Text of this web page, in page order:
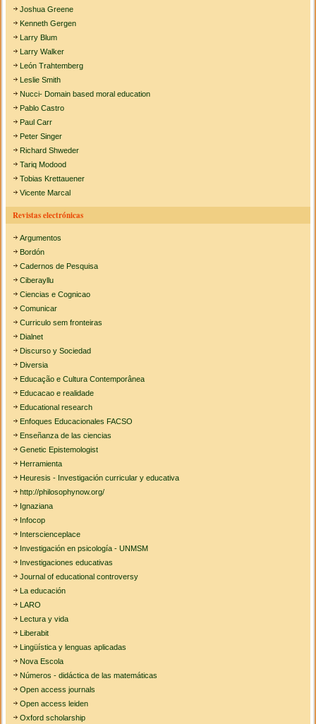
Joshua Greene
Kenneth Gergen
Larry Blum
Larry Walker
León Trahtemberg
Leslie Smith
Nucci- Domain based moral education
Pablo Castro
Paul Carr
Peter Singer
Richard Shweder
Tariq Modood
Tobias Krettauener
Vicente Marcal
Revistas electrónicas
Argumentos
Bordón
Cadernos de Pesquisa
Ciberayllu
Ciencias e Cognicao
Comunicar
Curriculo sem fronteiras
Dialnet
Discurso y Sociedad
Diversia
Educação e Cultura Contemporânea
Educacao e realidade
Educational research
Enfoques Educacionales FACSO
Enseñanza de las ciencias
Genetic Epistemologist
Herramienta
Heuresis - Investigación curricular y educativa
http://philosophynow.org/
Ignaziana
Infocop
Interscienceplace
Investigación en psicología - UNMSM
Investigaciones educativas
Journal of educational controversy
La educación
LARO
Lectura y vida
Liberabit
Lingüística y lenguas aplicadas
Nova Escola
Números - didáctica de las matemáticas
Open access journals
Open access leiden
Oxford scholarship